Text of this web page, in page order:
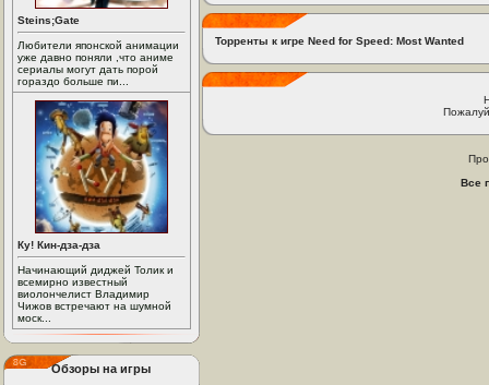
Steins;Gate
Любители японской анимации
уже давно поняли ,что аниме
сериалы могут дать порой
гораздо больше пи...
Ку! Кин-дза-дза
Начинающий диджей Толик и
всемирно известный
виолончелист Владимир
Чижов встречают на шумной
моск...
Обзоры на игры
Торренты к игре Need for Speed: Most Wanted
Все